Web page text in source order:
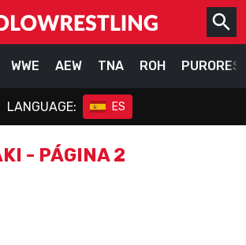
WWE AEW TNA ROH
LANGUAGE: ES
- PÁGINA 2